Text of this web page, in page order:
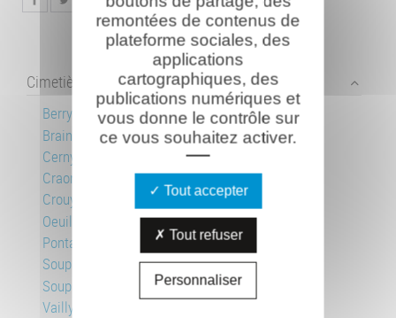
Cimetières français
Berry-au-Bac
Braine
Cerny-en-Laonnois
Craonnelle
Crouy
Oeuilly
Pontavert
Soupir 1
Soupir 2
Vailly-sur-Aisne
remontées de contenus de
plateforme sociales, des
applications
cartographiques, des
publications numériques et
vous donne le contrôle sur
ce vous souhaitez activer.
Tout accepter
Tout refuser
Personnaliser